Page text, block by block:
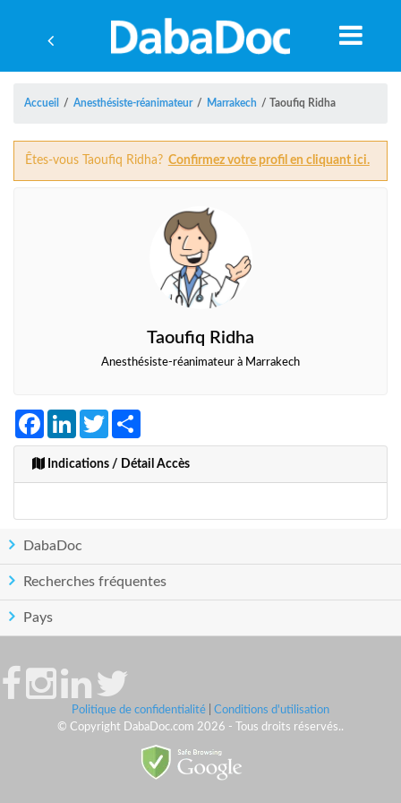
Accueil / Anesthésiste-réanimateur / Marrakech / Taoufiq Ridha
Êtes-vous Taoufiq Ridha? Confirmez votre profil en cliquant ici.
Taoufiq Ridha
Anesthésiste-réanimateur à Marrakech
FacebookLinkedInTwitter
Indications / Détail Accès
DabaDoc
Recherches fréquentes
Pays
Politique de confidentialité
Conditions d'utilisation
© Copyright DabaDoc.com 2026 - Tous droits réservés..